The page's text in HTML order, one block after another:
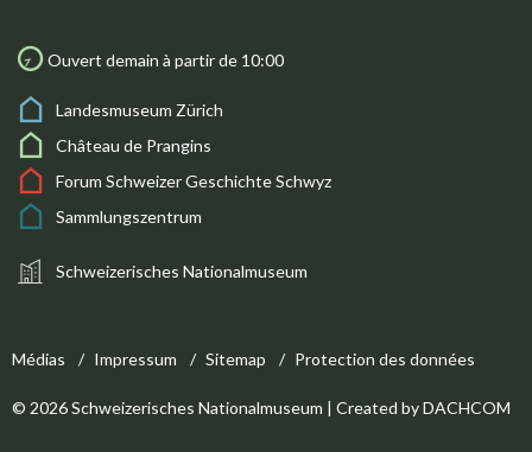
Ouvert demain à partir de 10:00
Landesmuseum Zürich
Château de Prangins
Forum Schweizer Geschichte Schwyz
Sammlungszentrum
Schweizerisches Nationalmuseum
Médias Impressum Sitemap Protection des données
© 2026 Schweizerisches Nationalmuseum | Created byDACHCOM